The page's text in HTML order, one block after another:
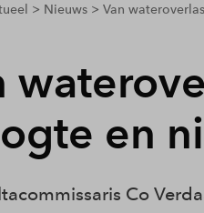
Nieuws Van
en
Co